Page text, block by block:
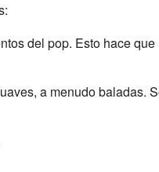
del pop. Esto hace
a menudo baladas.